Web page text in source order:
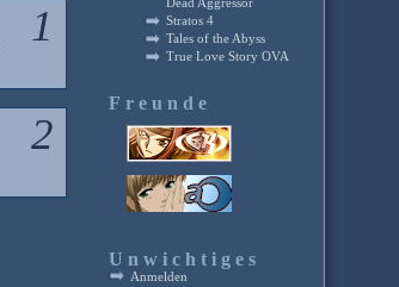
1
2
Dead Aggressor
Stratos 4
Tales of the Abyss
True Love Story OVA
Freunde
Unwichtiges
Anmelden